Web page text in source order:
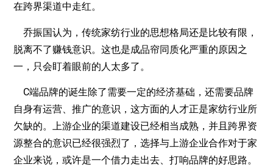
在跨界渠道中走红。
乔振国认为，传统家纺行业的思想格局还是比较有限，
脱离不了赚钱意识。这也是成品帘同质化严重的原因之
一，只会盯着眼前的人太多了。
C端品牌的诞生除了需要一定的经济基础，还需要品牌
自身有运营、推广的意识，这方面的人才正是家纺行业所
欠缺的。上游企业的渠道建设已经相当成熟，并且跨界资
源整合的意识已经很强烈了，选择与上游企业合作对于家
企业来说，或许是一个借力走出去、打响品牌的好思路。